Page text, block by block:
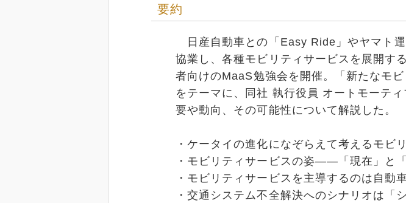
要約
日産自動車との「Easy Ride」やヤマト
協業し、各種モビリティサービスを展開す
者向けのMaaS勉強会を開催。「新たなモ
をテーマに、同社 執行役員 オートモーテ
要や動向、その可能性について解説した。
・ケータイの進化になぞらえて考えるモビ
・モビリティサービスの姿――「現在」と「
・モビリティサービスを主導するのは自
・交通システム不全解決へのシナリオは「